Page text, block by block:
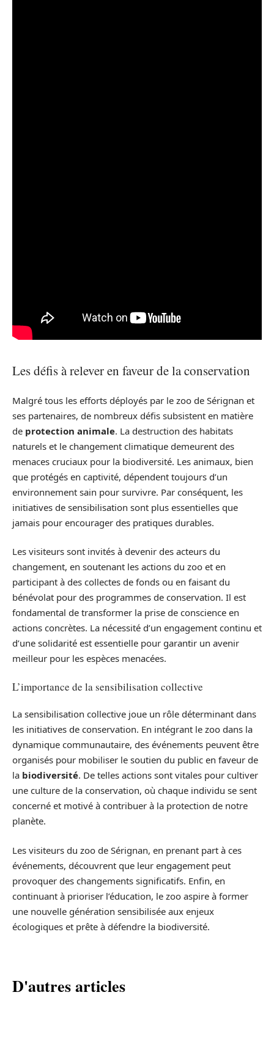
Les défis à relever en faveur de la conservation
Malgré tous les efforts déployés par le zoo de Sérignan et
ses partenaires, de nombreux défis subsistent en matière
de protection animale. La destruction des habitats
naturels et le changement climatique demeurent des
menaces cruciaux pour la biodiversité. Les animaux, bien
que protégés en captivité, dépendent toujours d’un
environnement sain pour survivre. Par conséquent, les
initiatives de sensibilisation sont plus essentielles que
jamais pour encourager des pratiques durables.
Les visiteurs sont invités à devenir des acteurs du
changement, en soutenant les actions du zoo et en
participant à des collectes de fonds ou en faisant du
bénévolat pour des programmes de conservation. Il est
fondamental de transformer la prise de conscience en
actions concrètes. La nécessité d’un engagement continu et
d’une solidarité est essentielle pour garantir un avenir
meilleur pour les espèces menacées.
L’importance de la sensibilisation collective
La sensibilisation collective joue un rôle déterminant dans
les initiatives de conservation. En intégrant le zoo dans la
dynamique communautaire, des événements peuvent être
organisés pour mobiliser le soutien du public en faveur de
la biodiversité. De telles actions sont vitales pour cultiver
une culture de la conservation, où chaque individu se sent
concerné et motivé à contribuer à la protection de notre
planète.
Les visiteurs du zoo de Sérignan, en prenant part à ces
événements, découvrent que leur engagement peut
provoquer des changements significatifs. Enfin, en
continuant à prioriser l’éducation, le zoo aspire à former
une nouvelle génération sensibilisée aux enjeux
écologiques et prête à défendre la biodiversité.
D'autres articles